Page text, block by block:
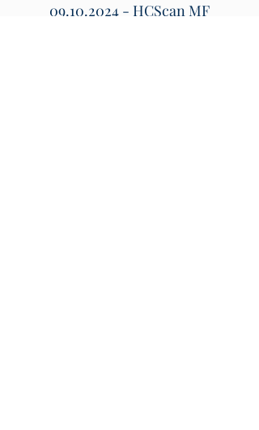
09.10.2024 - HCScan MF